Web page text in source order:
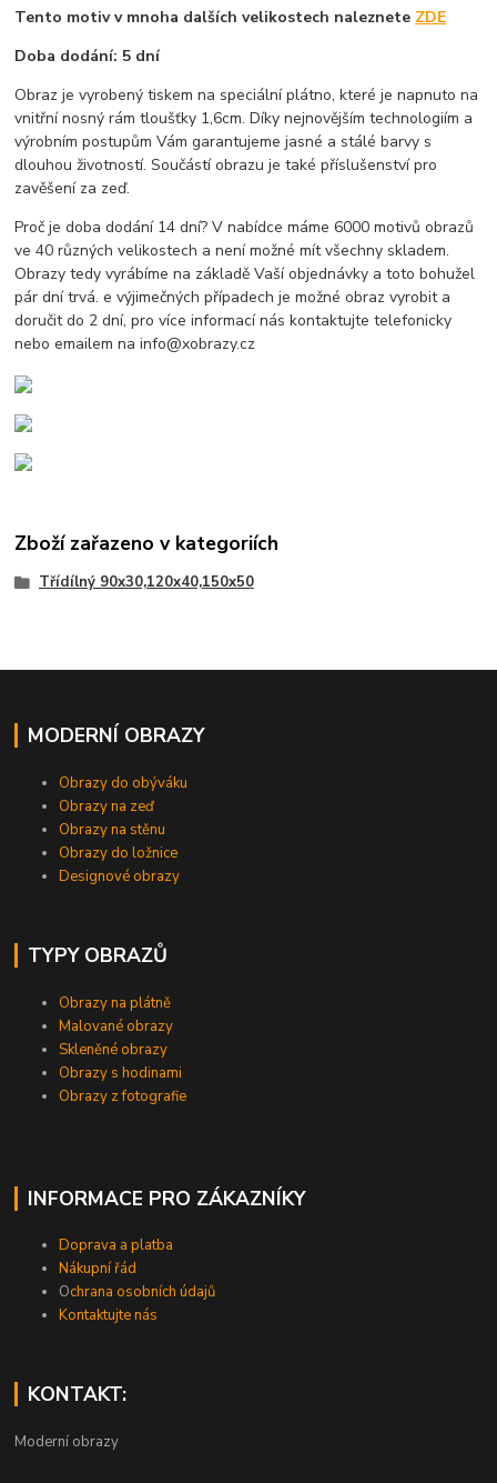
Tento motiv v mnoha dalších velikostech naleznete ZDE
Doba dodání: 5 dní
Obraz je vyrobený tiskem na speciální plátno, které je napnuto na
vnitřní nosný rám tloušťky 1,6cm. Díky nejnovějším technologiím a
výrobním postupům Vám garantujeme jasné a stálé barvy s
dlouhou životností. Součástí obrazu je také příslušenství pro
zavěšení za zeď.
Proč je doba dodání 14 dní? V nabídce máme 6000 motivů obrazů
ve 40 různých velikostech a není možné mít všechny skladem.
Obrazy tedy vyrábíme na základě Vaší objednávky a toto bohužel
pár dní trvá. e výjimečných případech je možné obraz vyrobit a
doručit do 2 dní, pro více informací nás kontaktujte telefonicky
nebo emailem na info@xobrazy.cz
Zboží zařazeno v kategoriích
Třídílný 90x30,120x40,150x50
MODERNÍ OBRAZY
Obrazy do obýváku
Obrazy na zeď
Obrazy na stěnu
Obrazy do ložnice
Designové obrazy
TYPY OBRAZŮ
Obrazy na plátně
Malované obrazy
Skleněné obrazy
Obrazy s hodinami
Obrazy z fotografie
INFORMACE PRO ZÁKAZNÍKY
Doprava a platba
Nákupní řád
Ochrana osobních údajů
Kontaktujte nás
KONTAKT:
Moderní obrazy